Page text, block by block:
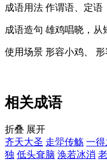
成语用法 作谓语、定语
成语造句 雄鸡唱晓，从
使用场景 形容小鸡、
相关成语
折叠 展开
齐天大圣 走斝传觞 一
独 低头耷脑 涣若冰消